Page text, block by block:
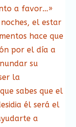
a favor…»
el estar
hace que
por el día a
su
la
sabes que el
él será el
a